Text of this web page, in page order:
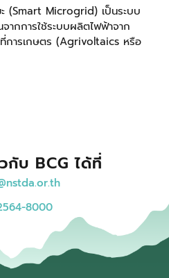
(Smart Microgrid) เป็นระบบ
ากการใช้ระบบผลิตไฟฟ้าจาก
การเกษตร (Agrivoltaics หรือ
กับ BCG ได้ที่
8000